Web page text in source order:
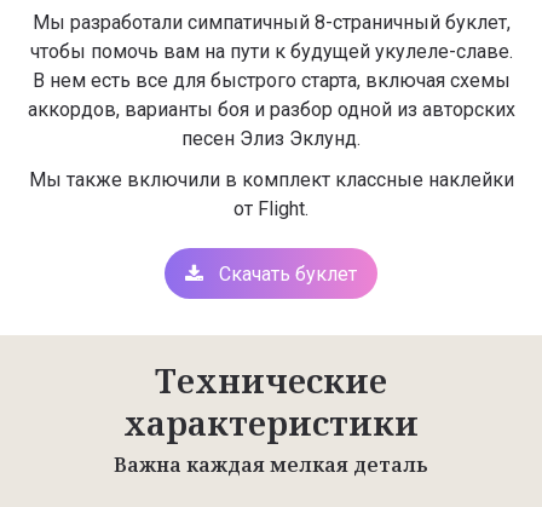
Мы разработали симпатичный 8-страничный буклет,
чтобы помочь вам на пути к будущей укулеле-славе.
В нем есть все для быстрого старта, включая схемы
аккордов, варианты боя и разбор одной из авторских
песен Элиз Эклунд.
Мы также включили в комплект классные наклейки
от Flight.
Скачать буклет
Технические
характеристики
Важна каждая мелкая деталь